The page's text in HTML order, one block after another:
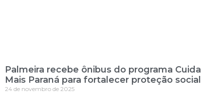
Palmeira recebe ônibus do programa Cuida
Mais Paraná para fortalecer proteção social
24 de novembro de 2025